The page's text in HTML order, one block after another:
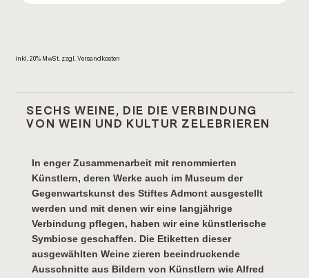
inkl. 20% MwSt. zzgl. Ver­sand­kos­ten
SECHS WEINE, DIE DIE VERBINDUNG
VON WEIN UND KULTUR ZELEBRIEREN
In enger Zusammenarbeit mit renommierten
Künstlern, deren Werke auch im Museum der
Gegenwartskunst des Stiftes Admont ausgestellt
werden und mit denen wir eine langjährige
Verbindung pflegen, haben wir eine künstlerische
Symbiose geschaffen. Die Etiketten dieser
ausgewählten Weine zieren beeindruckende
Ausschnitte aus Bildern von Künstlern wie Alfred